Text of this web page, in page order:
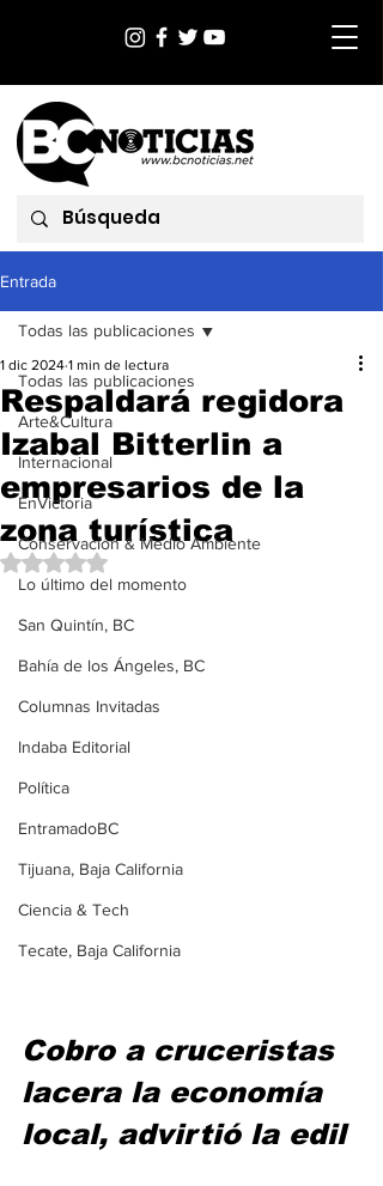
Entrada
Todas las publicaciones
Arte&Cultura
Internacional
EnVictoria
Conservación & Medio Ambiente
Lo último del momento
San Quintín, BC
Bahía de los Ángeles, BC
Columnas Invitadas
Indaba Editorial
Política
EntramadoBC
Tijuana, Baja California
Ciencia & Tech
Tecate, Baja California
Todas las publicaciones
Respaldará regidora
Izabal Bitterlin a
empresarios de la
zona turística
1 dic 2024 1 min de lectura
Obtuvo NaN de 5 estrellas.
Cobro a cruceristas
lacera la economía
local, advirtió la edil